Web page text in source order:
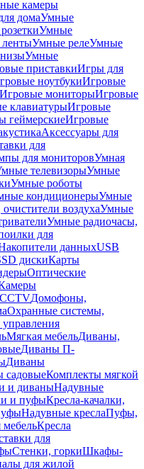
камеры
домаУмные
Умные
Умные релеУмные
Умные
приставкиИгры для
ноутбукиИгровые
Игровые мониторыИгровые
клавиатурыИгровые
геймерскиеИгровые
Аксессуары для
для
для мониторовУмная
телевизорыУмные
Умные роботы
кондиционерыУмные
воздухаУмные
Умные радиочасы,
для
данныхUSB
дискиКарты
Оптические
Домофоны,
Охранные системы,
Мягкая мебельДиваны,
Диваны П-
Диваны
садовыеКомплекты мягкой
и диваныНадувные
и пуфыКресла-качалки,
Надувные креслаПуфы,
мебельКресла
для
Стенки, горкиШкафы-
для жилой